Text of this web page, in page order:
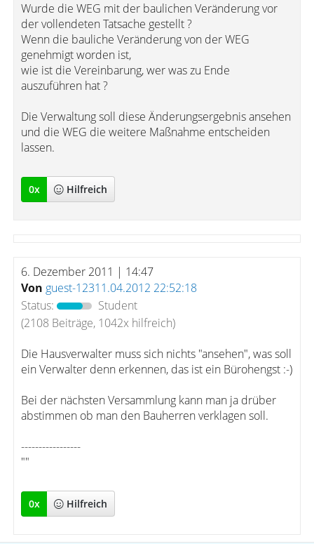
Wurde die WEG mit der baulichen Veränderung vor
der vollendeten Tatsache gestellt ?
Wenn die bauliche Veränderung von der WEG
genehmigt worden ist,
wie ist die Vereinbarung, wer was zu Ende
auszuführen hat ?
Die Verwaltung soll diese Änderungsergebnis ansehen
und die WEG die weitere Maßnahme entscheiden
lassen.
0x Hilfreich
6. Dezember 2011 | 14:47
Von guest-12311.04.2012 22:52:18
Status:
Student
(2108 Beiträge, 1042x hilfreich)
Die Hausverwalter muss sich nichts "ansehen", was soll
ein Verwalter denn erkennen, das ist ein Bürohengst :-)
Bei der nächsten Versammlung kann man ja drüber
abstimmen ob man den Bauherren verklagen soll.
-----------------
""
0x Hilfreich